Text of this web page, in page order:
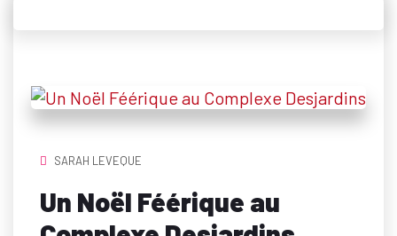
SARAH LEVEQUE
Un Noël Féérique au